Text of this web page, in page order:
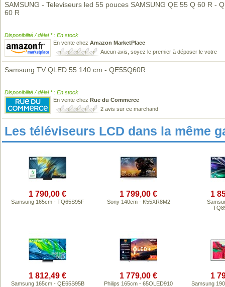
SAMSUNG - Televiseurs led 55 pouces SAMSUNG QE 55 Q 60 R -
60 R
Disponibilité / délai * : En stock
En vente chez Amazon MarketPlace
Aucun avis, soyez le premier à déposer le votre
Samsung TV QLED 55 140 cm - QE55Q60R
Disponibilité / délai * : En stock
En vente chez Rue du Commerce
2 avis sur ce marchand
Les téléviseurs LCD dans la même
1 790,00 €
Samsung 165cm - TQ65S95F
1 799,00 €
Sony 140cm - K55XR8M2
1
1 812,49 €
Samsung 165cm - QE65S95B
1 779,00 €
Philips 165cm - 65OLED910
1
Samsung